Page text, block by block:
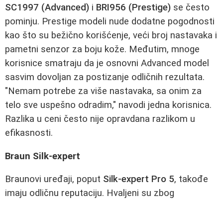
SC1997 (Advanced) i BRI956 (Prestige) se često
pominju. Prestige modeli nude dodatne pogodnosti
kao što su bežično korišćenje, veći broj nastavaka i
pametni senzor za boju kože. Međutim, mnoge
korisnice smatraju da je osnovni Advanced model
sasvim dovoljan za postizanje odličnih rezultata.
"Nemam potrebe za više nastavaka, sa onim za
telo sve uspešno odradim," navodi jedna korisnica.
Razlika u ceni često nije opravdana razlikom u
efikasnosti.
Braun Silk-expert
Braunovi uređaji, poput Silk-expert Pro 5, takođe
imaju odličnu reputaciju. Hvaljeni su zbog